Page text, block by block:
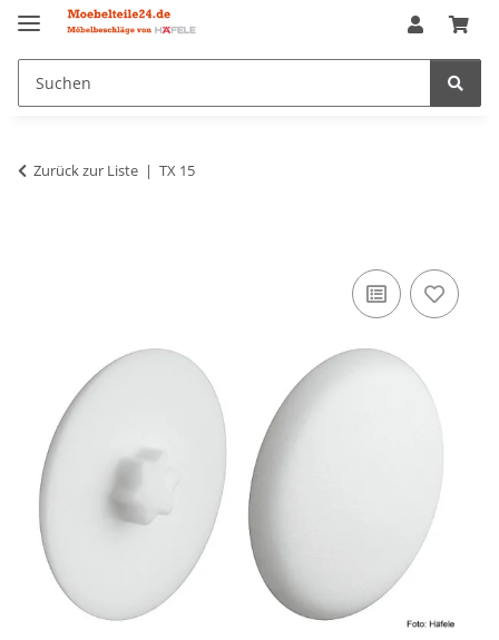
Zurück zur Liste TX 15